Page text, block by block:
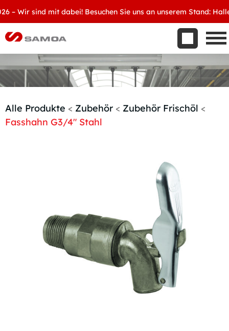
Wir sind mit dabei! Besuchen Sie uns an unserem Stand: Halle
Aktuelles
Kontakt
Handelspartner werden
Alle Produkte < Zubehör < Zubehör Frischöl <
Fasshahn G3/4″ Stahl